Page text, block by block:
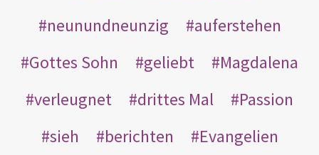
neunundneunzig
auferstehen
Gottes Sohn
geliebt
Magdalena
verleugnet
drittes Mal
Passion
sieh
berichten
Evangelien